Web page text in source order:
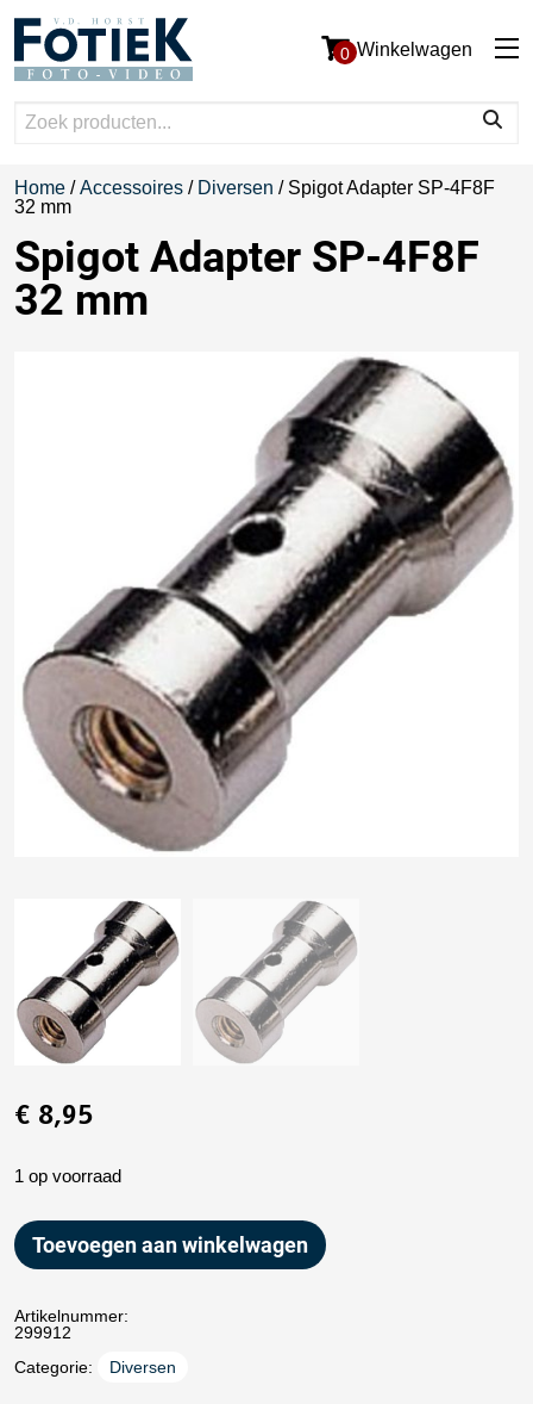
0 Winkelwagen
Home /Accessoires / Diversen / Spigot Adapter SP-4F8F
32 mm
Spigot Adapter SP-4F8F
32 mm
€ 8,95
1 op voorraad
Toevoegen aan winkelwagen
Artikelnummer:
299912
Categorie:
Diversen